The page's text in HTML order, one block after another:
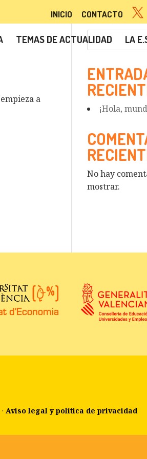
INICIO CONTACTO 
TEMAS DE ACTUALIDAD LA
a
¡Hola,
No hay
mostrar.
· Aviso legal y política de privacidad